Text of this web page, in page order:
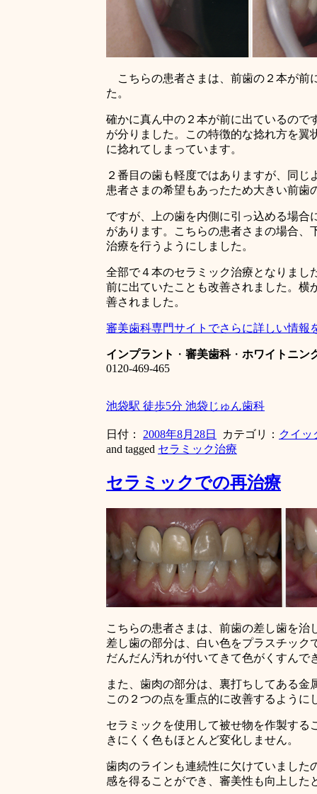
こちらの患者さまは、前歯の２本が前
た。
確かに真ん中の２本が前に出ているので
が分りました。この特徴的な捻れ方を
に捻れてしまっています。
２番目の歯も軽度ではありますが、同
患者さまの希望もあったため大きい前歯
ですが、上の歯を内側に引っ込める場
があります。こちらの患者さまの場合
治療を行うようにしました。
全部で４本のセラミック治療となりまし
前に出ていたことも改善されました。横
善されました。
審美歯科専門サイトでさらに詳しい情報
インプラント ・ 審美歯科・ ホワイトニン
0120-469-465
池袋駅 徒歩5分 池袋じゅん歯科
日付： 2008年8月28日 カテゴリ： クイッ
and tagged セラミック治療
セラミックでの再治療
こちらの患者さまは、前歯の差し歯を治
差し歯の部分は、白い色をプラスチッ
だんだん汚れが付いてきて色がくすんで
また、歯肉の部分は、裏打ちしてある金
この２つの点を重点的に改善するように
セラミックを使用して被せ物を作製す
きにくく色もほとんど変化しません。
歯肉のラインも連続性に欠けていました
感を得ることができ、審美性も向上した